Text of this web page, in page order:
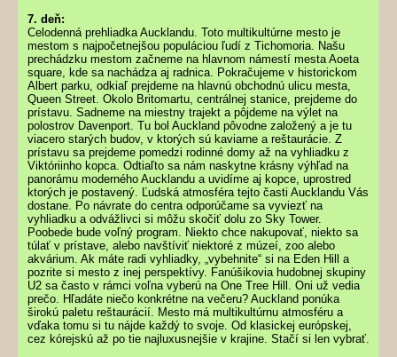
7. deň:
Celodenná prehliadka Aucklandu. Toto multikultúrne mesto je
mestom s najpočetnejšou populáciou ľudí z Tichomoria. Našu
prechádzku mestom začneme na hlavnom námestí mesta Aoeta
square, kde sa nachádza aj radnica. Pokračujeme v historickom
Albert parku, odkiaľ prejdeme na hlavnú obchodnú ulicu mesta,
Queen Street. Okolo Britomartu, centrálnej stanice, prejdeme do
prístavu. Sadneme na miestny trajekt a pôjdeme na výlet na
polostrov Davenport. Tu bol Auckland pôvodne založený a je tu
viacero starých budov, v ktorých sú kaviarne a reštaurácie. Z
prístavu sa prejdeme pomedzi rodinné domy až na vyhliadku z
Viktóriinho kopca. Odtiaľto sa nám naskytne krásny výhľad na
panorámu moderného Aucklandu a uvidíme aj kopce, uprostred
ktorých je postavený. Ľudská atmosféra tejto časti Aucklandu Vás
dostane. Po návrate do centra odporúčame sa vyviezť na
vyhliadku a odvážlivci si môžu skočiť dolu zo Sky Tower.
Poobede bude voľný program. Niekto chce nakupovať, niekto sa
túlať v prístave, alebo navštíviť niektoré z múzeí, zoo alebo
akvárium. Ak máte radi vyhliadky, „vybehnite“ si na Eden Hill a
pozrite si mesto z inej perspektívy. Fanúšikovia hudobnej skupiny
U2 sa často v rámci voľna vyberú na One Tree Hill. Oni už vedia
prečo. Hľadáte niečo konkrétne na večeru? Auckland ponúka
širokú paletu reštaurácií. Mesto má multikultúrnu atmosféru a
vďaka tomu si tu nájde každý to svoje. Od klasickej európskej,
cez kórejskú až po tie najluxusnejšie v krajine. Stačí si len vybrať.